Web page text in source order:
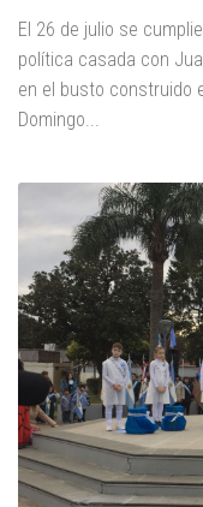
El 26 de julio se
política casada con
en el busto construido
Domingo...